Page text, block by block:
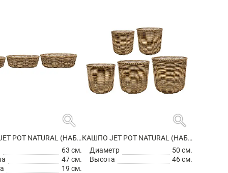
search
КАШПО JET POT NATURAL (НАБОР 3 ШТ)
63 см.
47 см.
19 см.
search
КАШПО JET POT NATURAL (НАБОР 5 ШТ)
Диаметр
50 см.
Высота
46 см.